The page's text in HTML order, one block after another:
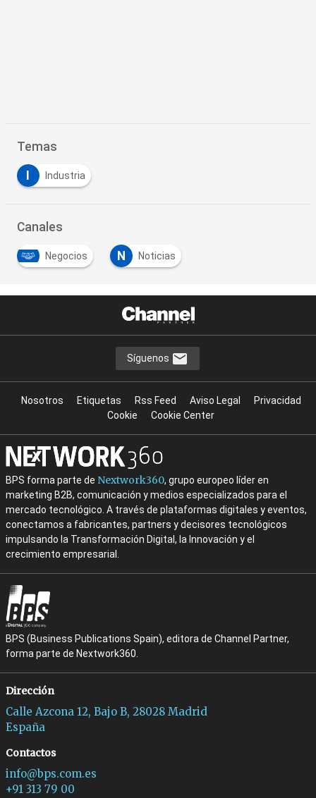
Temas
I Industria
Canales
Negocios N Noticias
Síguenos
Nosotros Etiquetas Rss Feed Aviso Legal
Privacidad
Cookie
Cookie Center
BPS forma parte de Nextwork360, grupo europeo líder en
marketing B2B, comunicación y medios especializados para el
mercado tecnológico. A través de plataformas digitales y eventos,
conectamos a fabricantes, partners y decisores tecnológicos
impulsando la Transformación Digital, la Innovación y el
crecimiento empresarial.
BPS (Business Publications Spain), editora de Channel Partner,
forma parte de Nextwork360.
Dirección
Calle Azcona 12, Bajo B, 28028 Madrid
España
Contactos
info@bps.com.es
+91 313 79 00